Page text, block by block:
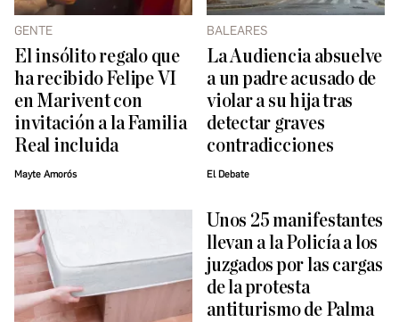
GENTE
El insólito regalo que
ha recibido Felipe VI
en Marivent con
invitación a la Familia
Real incluida
Mayte Amorós
BALEARES
La Audiencia absuelve
a un padre acusado de
violar a su hija tras
detectar graves
contradicciones
El Debate
Unos 25 manifestantes
llevan a la Policía a los
juzgados por las cargas
de la protesta
antiturismo de Palma